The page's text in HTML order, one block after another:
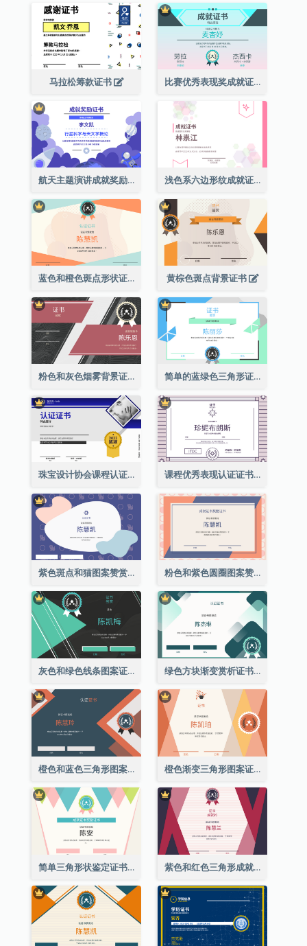
马拉松筹款证书 比赛优秀表现奖成就证书
航天主题演讲成就奖励证书 浅色系六边形纹成就证书
蓝色和橙色斑点形状证书 黄棕色斑点背景证书
粉色和灰色烟雾背景证书 简单的蓝绿色三角形证书
珠宝设计协会课程认证证书 课程优秀表现认证证书
紫色斑点和猫图案赞赏证书 粉色和紫色圆圈图案赞赏证书
灰色和绿色线条图案证书 绿色方块渐变赏析证书
橙色和蓝色三角形图案证书 橙色渐变三角形图案证书
简单三角形状鉴定证书 紫色和红色三角形成就证书